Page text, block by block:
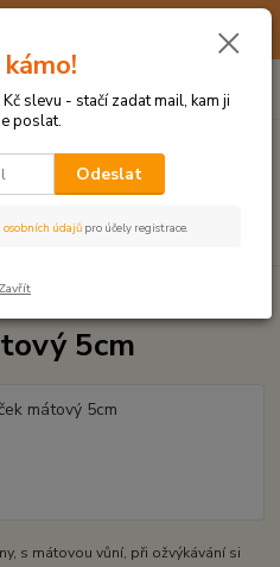
DOVOLENOU ☀️ OBJEDNÁVKY
Hledat
za0 Kč
5cm
s mátovou vůní, při ožvýkávání si
slevu - stačí zadat mail, kam ji
poslat.
Odeslat
osobních údajů pro účely registrace.
Zavřít